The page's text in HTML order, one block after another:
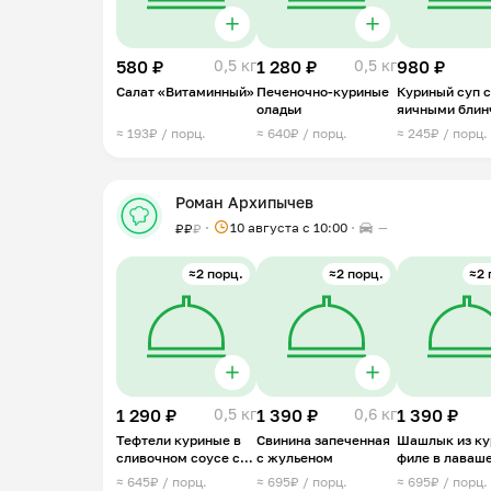
580 ₽ 0,5 кг
Салат «Витаминный»
≈ 193₽ / порц.
1 280 ₽ 0,5 кг
Печеночно-куриные
оладьи
≈ 640₽ / порц.
980 ₽
Куриный суп с
яичными
≈ 245₽ / порц.
Роман Архипычев
₽₽₽ 10 августа с 10:00 —
≈2 порц.
1 290 ₽ 0,5 кг
Тефтели куриные в
сливочном соусе с
грибами
≈ 645₽ / порц.
≈2 порц.
1 390 ₽ 0,6 кг
Свинина запеченная
с жульеном
≈ 695₽ / порц.
≈2
1 390 ₽
Шашлык из
филе в
≈ 695₽ / порц.